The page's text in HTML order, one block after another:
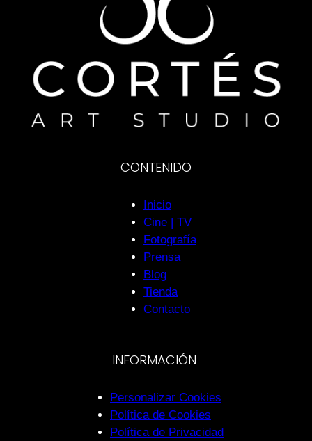
CONTENIDO
Inicio
Cine | TV
Fotografía
Prensa
Blog
Tienda
Contacto
INFORMACIÓN
Personalizar Cookies
Política de Cookies
Política de Privacidad